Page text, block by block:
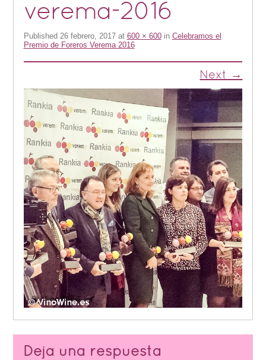
verema-2016
Published 26 febrero, 2017at 600 × 600in Celebramos el
Premio de Foreros Verema 2016
Next →
Deja una respuesta